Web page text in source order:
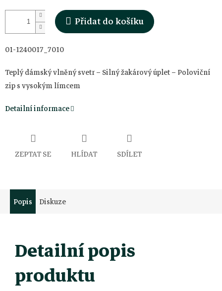
Přidat do košíku
01-1240017_7010
Teplý dámský vlněný svetr – Silný žakárový úplet – Poloviční
zip s vysokým límcem
Detailní informace
ZEPTAT SE HLÍDAT SDÍLET
Popis Diskuze
Detailní popis
produktu